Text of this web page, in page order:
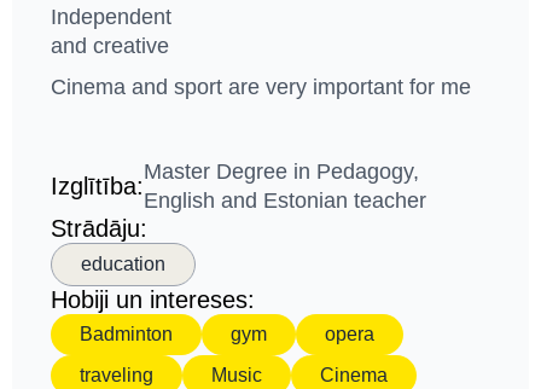
Independent
and creative
Cinema and sport are very important for me
Izglītība:
Master Degree in Pedagogy,
English and Estonian teacher
Strādāju:
education
Hobiji un intereses:
Badminton gym
opera
traveling
Music
Cinema